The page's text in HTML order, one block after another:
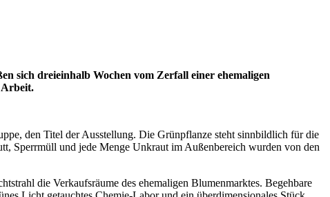
sich dreieinhalb Wochen vom Zerfall einer ehemaligen
Arbeit.
den Titel der Ausstellung. Die Grünpflanze steht sinnbildlich für die
Sperrmüll und jede Menge Unkraut im Außenbereich wurden von den
die Verkaufsräume des ehemaligen Blumenmarktes. Begehbare